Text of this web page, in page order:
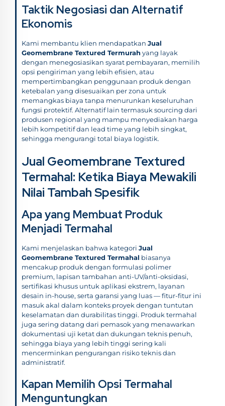
Taktik Negosiasi dan Alternatif
Ekonomis
Kami membantu klien mendapatkan Jual
Geomembrane Textured Termurahyang layak
dengan menegosiasikan syarat pembayaran, memilih
opsi pengiriman yang lebih efisien, atau
mempertimbangkan penggunaan produk dengan
ketebalan yang disesuaikan per zona untuk
memangkas biaya tanpa menurunkan keseluruhan
fungsi protektif. Alternatif lain termasuk sourcing dari
produsen regional yang mampu menyediakan harga
lebih kompetitif dan lead time yang lebih singkat,
sehingga mengurangi total biaya logistik.
Jual Geomembrane Textured
Termahal: Ketika Biaya Mewakili
Nilai Tambah Spesifik
Apa yang Membuat Produk
Menjadi Termahal
Kami menjelaskan bahwa kategori Jual
Geomembrane Textured Termahal biasanya
mencakup produk dengan formulasi polimer
premium, lapisan tambahan anti-UV/anti-oksidasi,
sertifikasi khusus untuk aplikasi ekstrem, layanan
desain in-house, serta garansi yang luas — fitur-fitur ini
masuk akal dalam konteks proyek dengan tuntutan
keselamatan dan durabilitas tinggi. Produk termahal
juga sering datang dari pemasok yang menawarkan
dokumentasi uji ketat dan dukungan teknis penuh,
sehingga biaya yang lebih tinggi sering kali
mencerminkan pengurangan risiko teknis dan
administratif.
Kapan Memilih Opsi Termahal
Menguntungkan